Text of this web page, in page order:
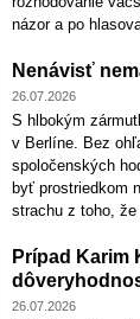
názor a po
Nenávisť
26.07.2026
S hlbokým
v Berlíne. Bez
spoločenských
byť prostriedkom
strachu z toho,
Prípad Karim
26.07.2026